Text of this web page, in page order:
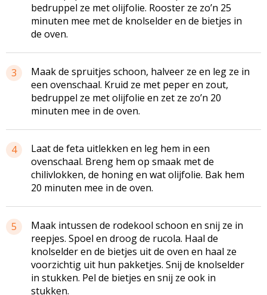
bedruppel ze met olijfolie. Rooster ze zo’n 25
minuten mee met de knolselder en de bietjes in
de oven.
3
Maak de spruitjes schoon, halveer ze en leg ze in
een ovenschaal. Kruid ze met peper en zout,
bedruppel ze met olijfolie en zet ze zo’n 20
minuten mee in de oven.
4
Laat de feta uitlekken en leg hem in een
ovenschaal. Breng hem op smaak met de
chilivlokken, de honing en wat olijfolie. Bak hem
20 minuten mee in de oven.
5
Maak intussen de rodekool schoon en snij ze in
reepjes. Spoel en droog de rucola. Haal de
knolselder en de bietjes uit de oven en haal ze
voorzichtig uit hun pakketjes. Snij de knolselder
in stukken. Pel de bietjes en snij ze ook in
stukken.